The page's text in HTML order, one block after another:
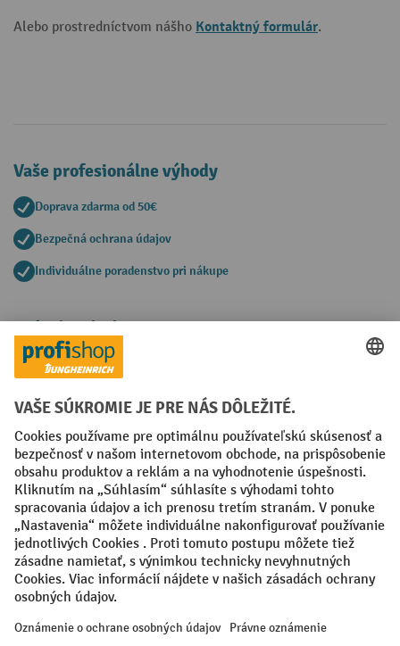
Alebo prostredníctvom nášho Kontaktný formulár.
Vaše profesionálne výhody
Doprava zdarma od 50€
Bezpečná ochrana údajov
Individuálne poradenstvo pri nákupe
Spôsoby platby
Creditcard (Master)Creditcard (Visa)
Faktúra Predplatba
Sociálne siete
Facebook
YouTube
LinkedIn
Nastavenia ochrany osobných údajov
All prices excl. VAT plusshipping costsand possible delivery charges,